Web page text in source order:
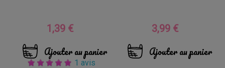
Prix
1,39 €
Ajouter au panier
1 avis
Prix
3,99 €
Ajouter au panier